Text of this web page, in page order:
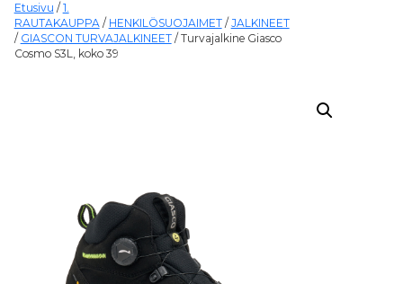
Etusivu / 1.
RAUTAKAUPPA/ HENKILÖSUOJAIMET/ JALKINEET
/ GIASCON TURVAJALKINEET/ Turvajalkine Giasco
Cosmo S3L, koko 39